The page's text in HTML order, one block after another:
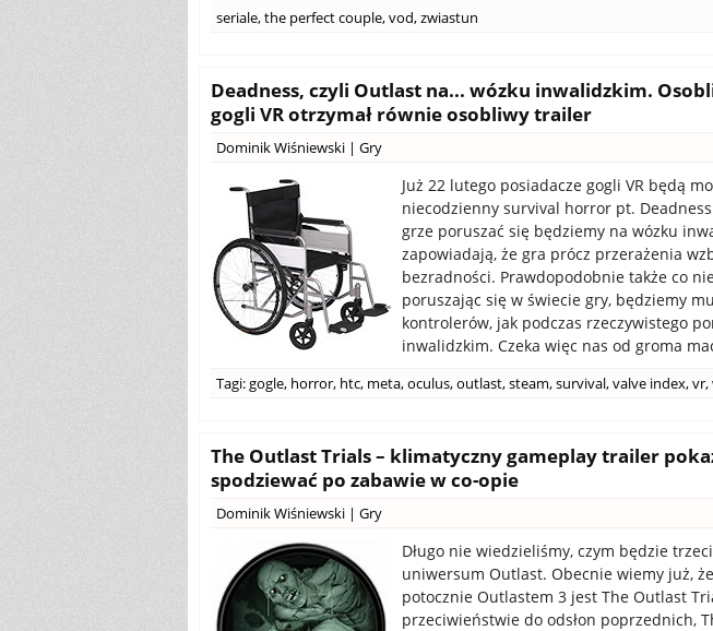
seriale,the perfect couple,vod,zwiastun
Deadness, czyli Outlast na... wózku inwalidzkim.
gogli VR otrzymał równie osobliwy trailer
Dominik Wiśniewski | Gry
Już 22 lutego posiadacze gogli VR będą
niecodzienny survival horror pt.
grze poruszać się będziemy na wózku
zapowiadają, że gra prócz przerażenia
bezradności. Prawdopodobnie także co
poruszając się w świecie gry, będziemy
kontrolerów, jak podczas rzeczywistego
inwalidzkim. Czeka więc nas od groma
Tagi:gogle, horror, htc, meta,oculus,outlast,steam,survival,valve index,vr,
The Outlast Trials – klimatyczny gameplay trailer
spodziewać po zabawie w co-opie
Dominik Wiśniewski | Gry
Długo nie wiedzieliśmy, czym będzie
uniwersum Outlast. Obecnie wiemy już,
potocznie Outlastem 3 jest The Outlast
przeciwieństwie do odsłon poprzednich,